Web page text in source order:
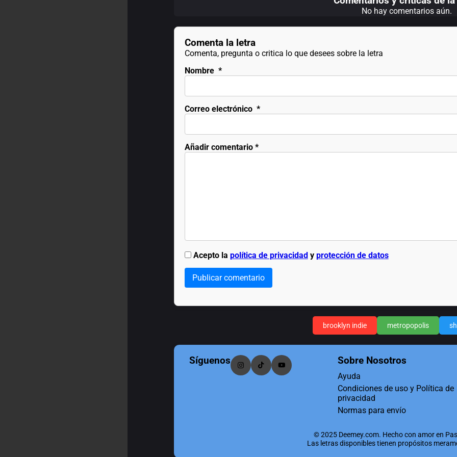
No hay comentarios aún.
Comenta la letra
Comenta, pregunta o critica lo que desees sobre la letra
Nombre *
Correo electrónico *
Añadir comentario*
Acepto la política de privacidady protección de datos
Publicar comentario
brooklyn indie metropopolis
Síguenos Sobre Nosotros
Ayuda
Condiciones de uso y Política de
privacidad
Normas para envío
© 2025 Deemey.com. Hecho con amor en
Las letras disponibles tienen propósitos